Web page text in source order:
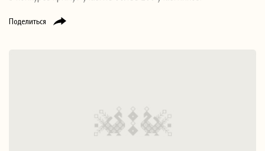
Поделиться